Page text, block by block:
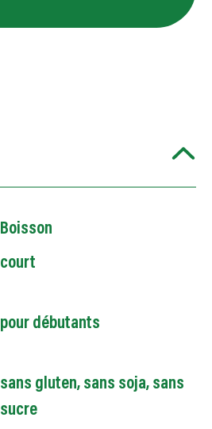
Boisson
court
pour débutants
sans gluten, sans soja, sans
sucre